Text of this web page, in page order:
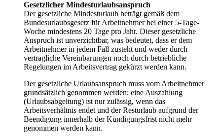
Gesetzlicher Mindesturlaubsanspruch
Der gesetzliche Mindesturlaub beträgt gemäß dem
Bundesurlaubsgesetz für Arbeitnehmer bei einer 5-Tage-
Woche mindestens 20 Tage pro Jahr. Dieser gesetzliche
Anspruch ist unverzichtbar, was bedeutet, dass er dem
Arbeitnehmer in jedem Fall zusteht und weder durch
vertragliche Vereinbarungen noch durch betriebliche
Regelungen im Arbeitsvertrag gekürzt werden kann.
Der gesetzliche Urlaubsanspruch muss vom Arbeitnehmer
grundsätzlich genommen werden; eine Auszahlung
(Urlaubsabgeltung) ist nur zulässig, wenn das
Arbeitsverhältnis endet und der Resturlaub aufgrund der
Beendigung innerhalb der Kündigungsfrist nicht mehr
genommen werden kann.